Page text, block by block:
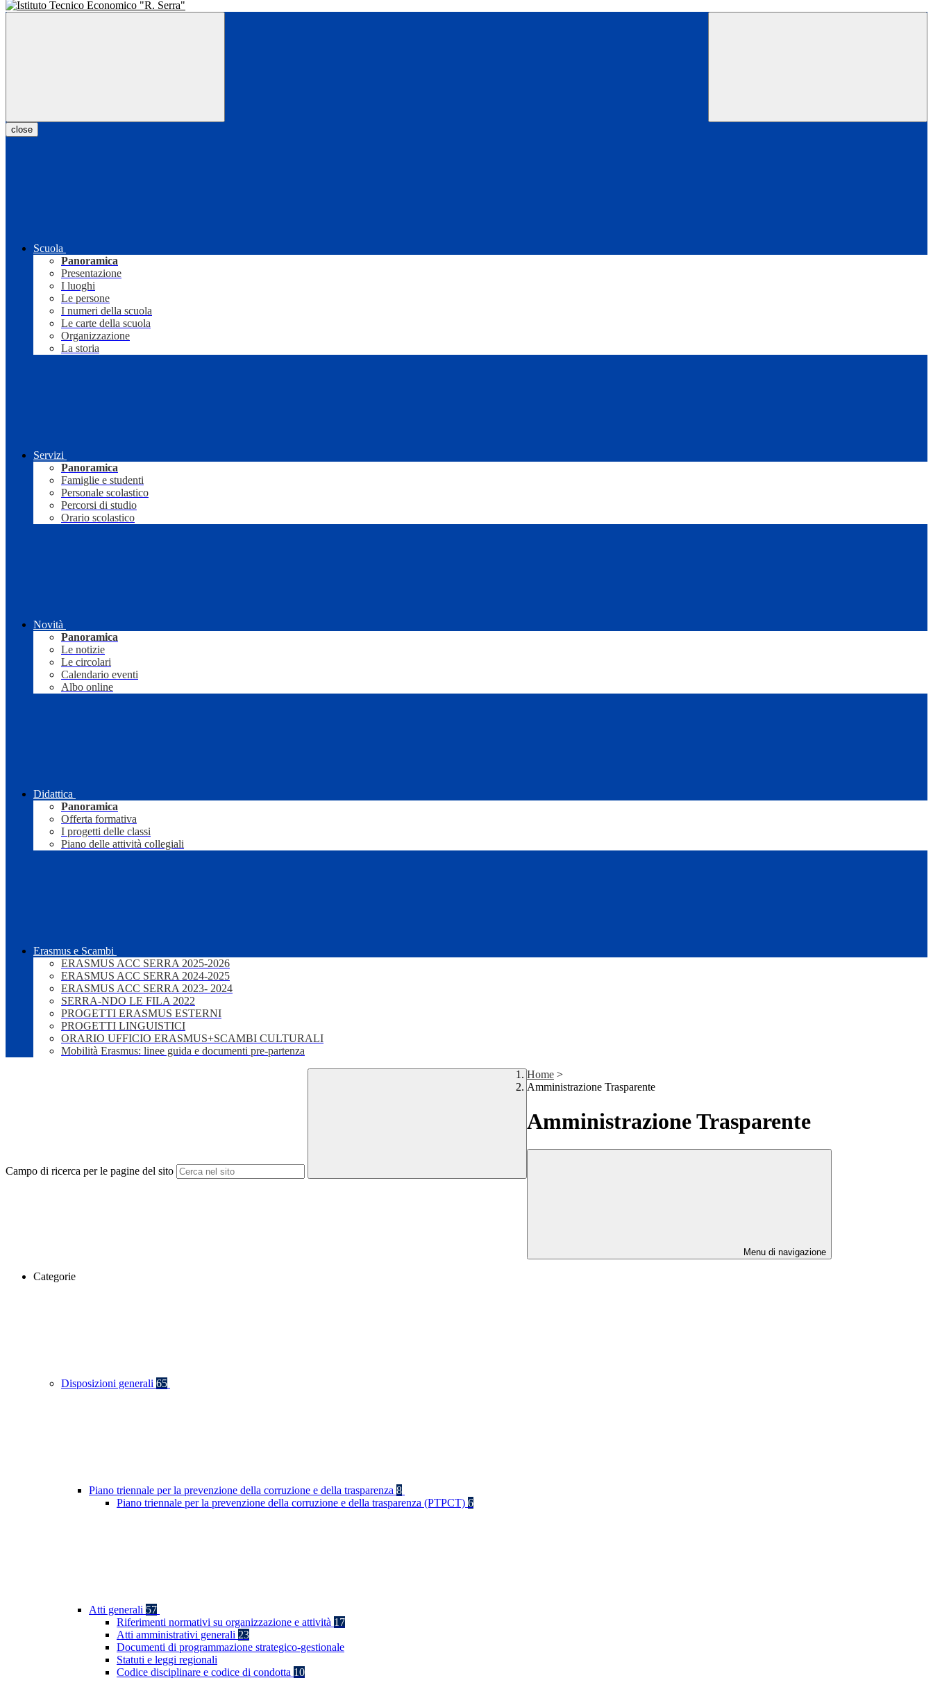
close
Scuola
Panoramica
Presentazione
I luoghi
Le persone
I numeri della scuola
Le carte della scuola
Organizzazione
La storia
Servizi
Panoramica
Famiglie e studenti
Personale scolastico
Percorsi di studio
Orario scolastico
Novità
Panoramica
Le notizie
Le circolari
Calendario eventi
Albo online
Didattica
Panoramica
Offerta formativa
I progetti delle classi
Piano delle attività collegiali
Erasmus e Scambi
ERASMUS ACC SERRA 2025-2026
ERASMUS ACC SERRA 2024-2025
ERASMUS ACC SERRA 2023- 2024
SERRA-NDO LE FILA 2022
PROGETTI ERASMUS ESTERNI
PROGETTI LINGUISTICI
ORARIO UFFICIO ERASMUS+SCAMBI CULTURALI
Mobilità Erasmus: linee guida e documenti pre-partenza
Campo di ricerca per le pagine del sito
Home >
Amministrazione Trasparente
Amministrazione Trasparente
Menu di navigazione
Categorie
Disposizioni generali 65
Piano triennale per la prevenzione della corruzione e della trasparenza 8
Piano triennale per la prevenzione della corruzione e della trasparenza (PTPCT) 6
Atti generali 57
Riferimenti normativi su organizzazione e attività 17
Atti amministrativi generali 23
Documenti di programmazione strategico-gestionale
Statuti e leggi regionali
Codice disciplinare e codice di condotta 10